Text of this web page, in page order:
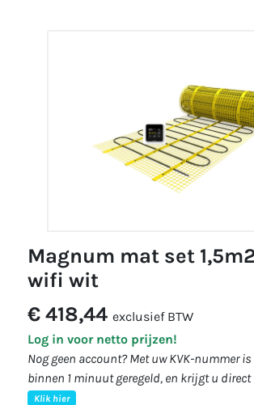
magnum mat set 1,5m2 225w
wifi wit
€ 418,44 exclusief BTW
Log in voor netto prijzen!
Nog geen account? Met uw KVK-nummer
binnen 1 minuut geregeld, en krijgt u
Klik hier